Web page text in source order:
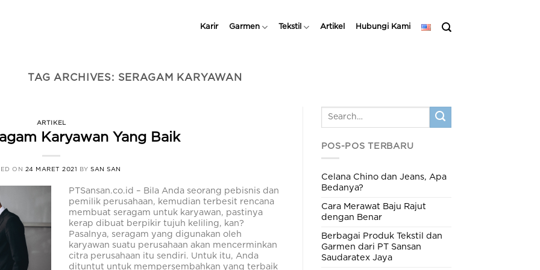
Karir Garmen Tekstil Artikel Hubungi Kami
TAG ARCHIVES: SERAGAM KARYAWAN
ARTIKEL
Karyawan Yang Baik
ON 24 MARET 2021 BYSAN SAN
PTSansan.co.id – Bila Anda seorang pebisnis dan
pemilik perusahaan, kemudian terbesit rencana
membuat seragam untuk karyawan, pastinya
kerap dibuat berpikir tujuh keliling, kan?
Pasalnya, seragam yang digunakan oleh
karyawan suatu perusahaan akan mencerminkan
citra perusahaan itu sendiri. Untuk itu, Anda
dituntut untuk mempersembahkan yang terbaik
POS-POS TERBARU
Celana Chino dan Jeans, Apa
Bedanya?
Cara Merawat Baju Rajut
dengan Benar
Berbagai Produk Tekstil dan
Garmen dari PT Sansan
Saudaratex Jaya